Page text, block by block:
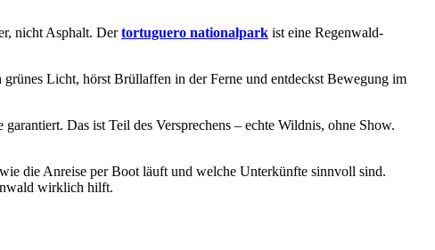
nicht Asphalt. Dertortuguero nationalpark ist eine Regenwald-
Licht, hörst Brüllaffen in der Ferne und entdeckst Bewegung im
Das ist Teil des Versprechens – echte Wildnis, ohne Show.
die Anreise per Boot läuft und welche Unterkünfte sinnvoll sind.
wirklich hilft.